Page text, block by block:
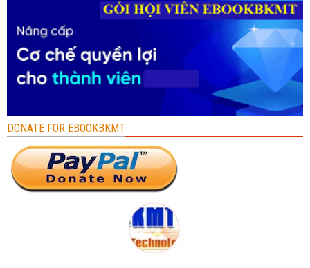
DONATE FOR EBOOKBKMT